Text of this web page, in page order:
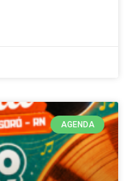
AGENDA